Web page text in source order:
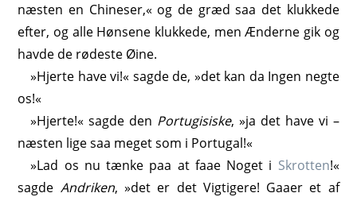
næsten en Chineser,« og de græd saa det klukkede
efter, og alle Hønsene klukkede, men Ænderne gik og
havde de rødeste Øine.
»Hjerte have vi!« sagde de, »det kan da Ingen negte
os!«
»Hjerte!« sagde den Portugisiske, »ja det have vi –
næsten lige saa meget som i Portugal!«
»Lad os nu tænke paa at faae Noget i Skrotten!«
sagde Andriken, »det er det Vigtigere! Gaaer et af